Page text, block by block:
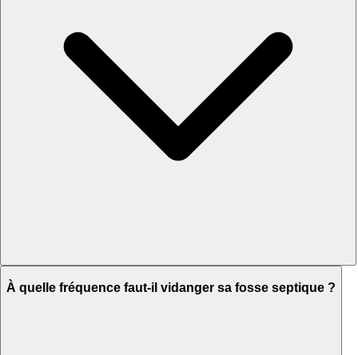
À quelle fréquence faut-il vidanger sa fosse septique ?